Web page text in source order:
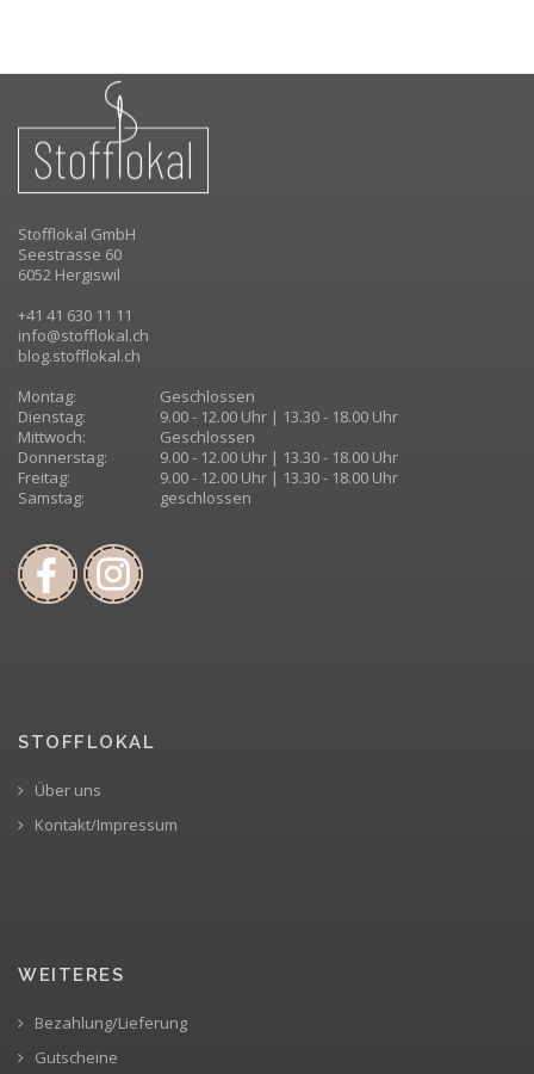
Stofflokal GmbH
Seestrasse 60
6052 Hergiswil
+41 41 630 11 11
info@stofflokal.ch
blog.stofflokal.ch
Montag:
Geschlossen
Dienstag:
9.00 - 12.00 Uhr | 13.30 - 18.00 Uhr
Mittwoch:
Geschlossen
Donnerstag:
9.00 - 12.00 Uhr | 13.30 - 18.00 Uhr
Freitag:
9.00 - 12.00 Uhr | 13.30 - 18.00 Uhr
Samstag:
geschlossen
STOFFLOKAL
Über uns
Kontakt/Impressum
WEITERES
Bezahlung/Lieferung
Gutscheine